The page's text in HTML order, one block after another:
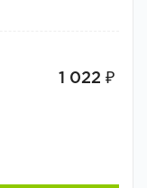
1 022 ₽